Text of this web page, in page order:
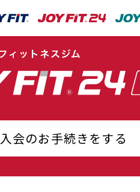
入会のお手続きをする